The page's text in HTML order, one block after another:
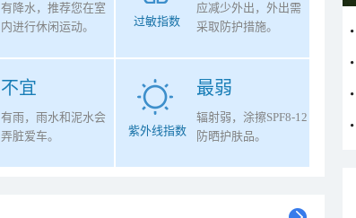
有降水，推荐您在室
内进行休闲运动。
过敏指数
应减少外出，外出需
采取防护措施。
不宜
有雨，雨水和泥水会
弄脏爱车。
最弱
紫外线指数
辐射弱，涂擦SPF8-12
防晒护肤品。